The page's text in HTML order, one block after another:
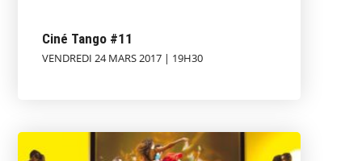
Ciné Tango #11
VENDREDI 24 MARS 2017 | 19H30